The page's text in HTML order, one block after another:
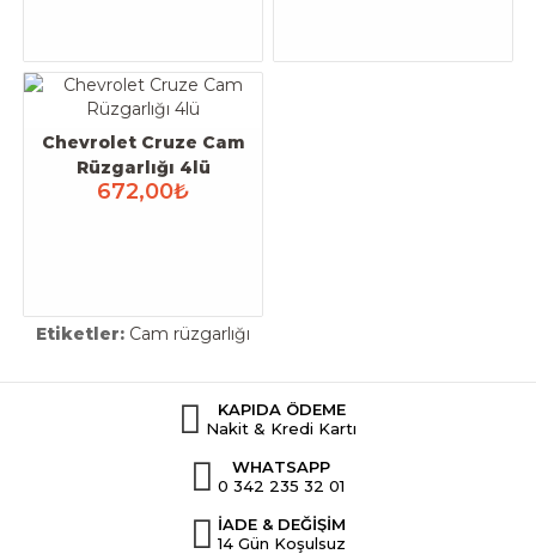
Chevrolet Cruze Cam
Rüzgarlığı 4lü
672,00₺
Etiketler: Cam rüzgarlığı
KAPIDA ÖDEME
Nakit & Kredi Kartı
WHATSAPP
0 342 235 32 01
İADE & DEĞİŞİM
14 Gün Koşulsuz